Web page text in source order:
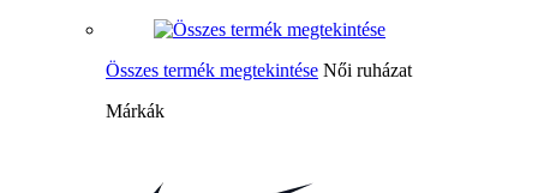
Összes termék megtekintése Női ruházat
Márkák